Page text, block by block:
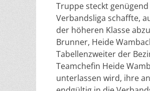
Truppe steckt
Verbandsliga schaffte,
der höheren Klasse
Brunner, Heide
Tabellenzweiter der
Teamchefin Heide
unterlassen wird, ihre